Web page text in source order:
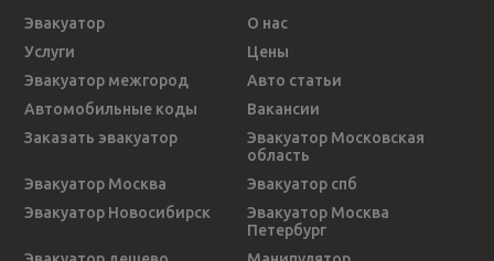
Эвакуатор
О нас
Услуги
Цены
Эвакуатор межгород
Авто статьи
Автомобильные коды
Вакансии
Заказать эвакуатор
Эвакуатор Московская
область
Эвакуатор Москва
Эвакуатор спб
Эвакуатор Новосибирск
Эвакуатор Москва
Петербург